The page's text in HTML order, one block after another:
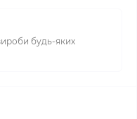
будь-яких